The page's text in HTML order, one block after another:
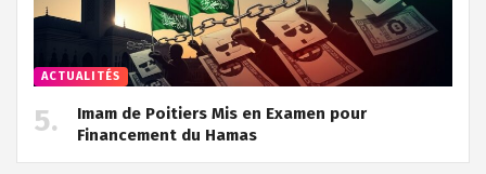
ACTUALITÉS
Imam de Poitiers Mis en Examen pour
Financement du Hamas